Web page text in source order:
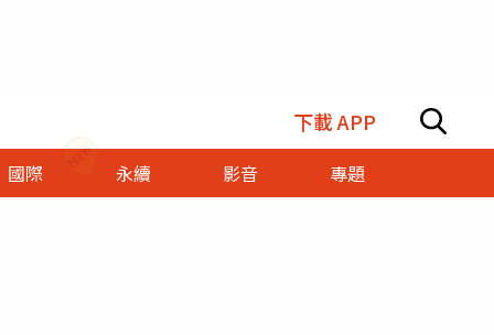
下載 APP
國際 永續 影音 專題